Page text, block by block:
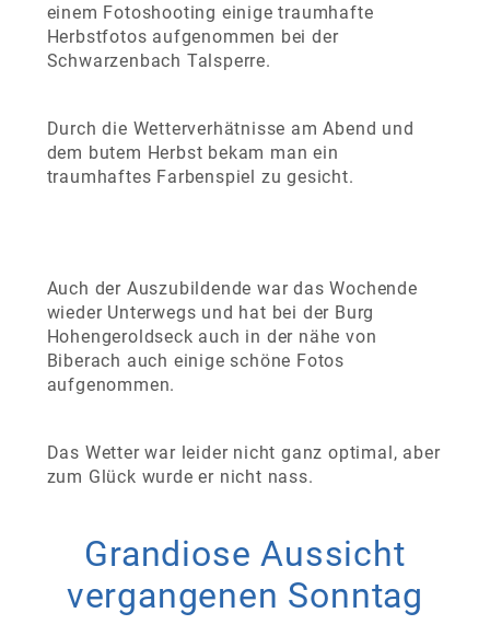
einem Fotoshooting einige traumhafte
Herbstfotos aufgenommen bei der
Schwarzenbach Talsperre.
Durch die Wetterverhätnisse am Abend und
dem butem Herbst bekam man ein
traumhaftes Farbenspiel zu gesicht.
Auch der Auszubildende war das Wochende
wieder Unterwegs und hat bei der Burg
Hohengeroldseck auch in der nähe von
Biberach auch einige schöne Fotos
aufgenommen.
Das Wetter war leider nicht ganz optimal, aber
zum Glück wurde er nicht nass.
Grandiose Aussicht
vergangenen Sonntag